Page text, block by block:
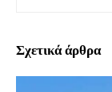
Σχετικά άρθρα